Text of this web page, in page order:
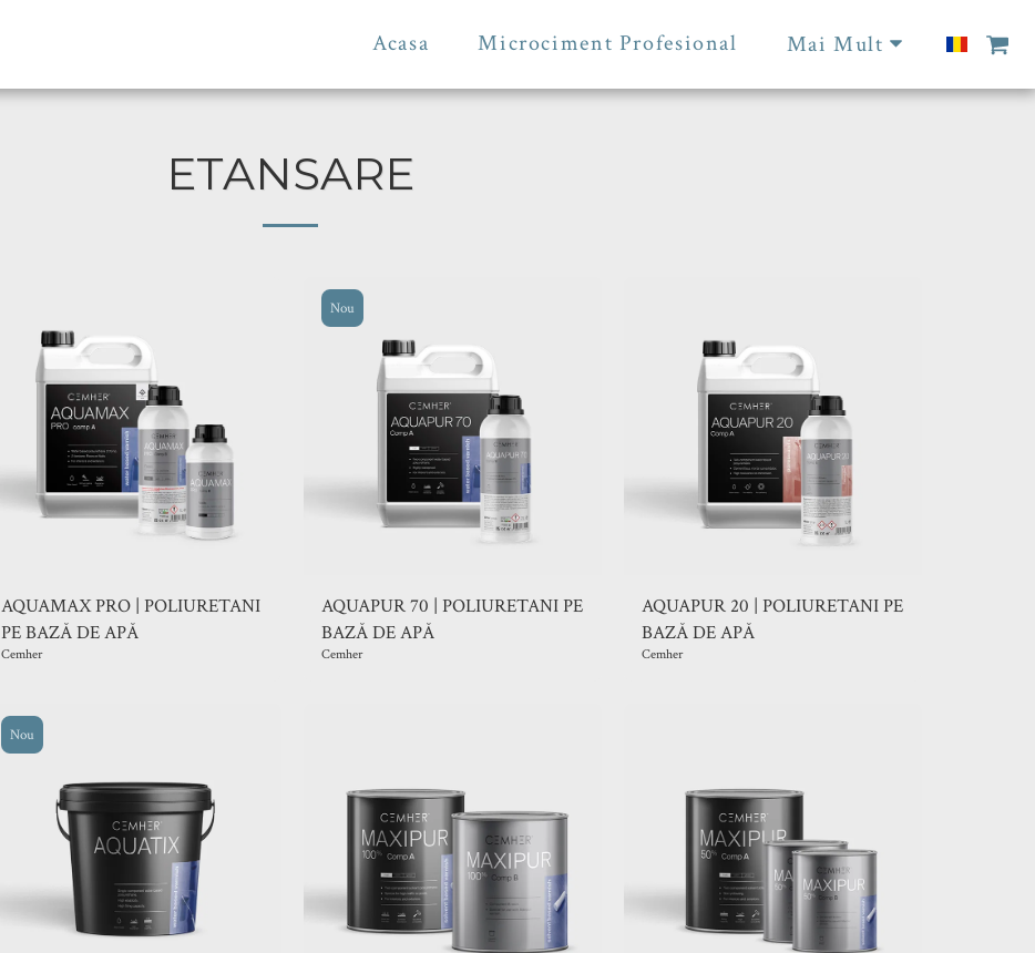
Acasa Microciment Profesional Mai Mult
ETANSARE
AQUAMAX PRO | POLIURETANI
PE BAZĂ DE APĂ
Cemher
Nou
AQUAPUR 70 | POLIURETANI PE
BAZĂ DE APĂ
Cemher
AQUAPUR 20 | POLIURETANI PE
BAZĂ DE APĂ
Cemher
Nou